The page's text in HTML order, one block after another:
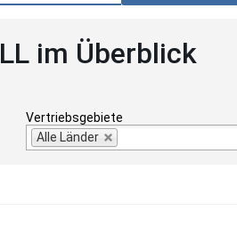
im Überblick
Vertriebsgebiete
Alle Länder